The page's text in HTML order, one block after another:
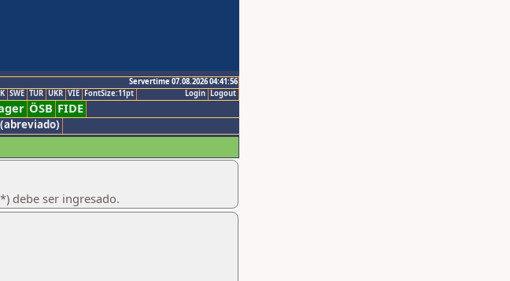
Servertime 07.08.2026 04:41:56
Logout
Login
SWE TUR UKR VIE FontSize:11pt
ÖSB FIDE
debe ser ingresado.